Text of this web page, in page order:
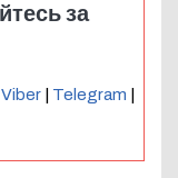
за
Viber Telegram